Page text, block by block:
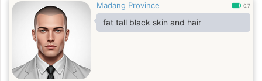
Madang Province 0.7
fat tall black skin and hair